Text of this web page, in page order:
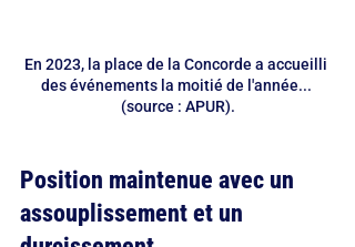
En 2023, la place de la Concorde a accueilli
des événements la moitié de l'année...
(source : APUR).
Position maintenue avec un
assouplissement et un